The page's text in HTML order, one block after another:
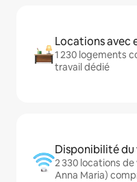
Locations avec
1 230 logements
travail dédié
Disponibilité du
2 330 locations
Anna Maria)